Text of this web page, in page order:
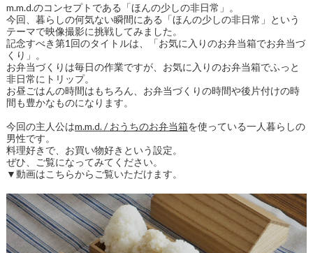
m.m.d.のコンセプトである「ほんの少しの非日常」。
今回、暮らしの何気ない瞬間にある「ほんの少しの非日常」という
テーマで映像撮影に挑戦してみました。
記念すべき第1回のタイトルは、「お気に入りのお弁当箱でお弁当づ
くり」。
お弁当づくりは毎日の作業ですが、お気に入りのお弁当箱でふっと
非日常にトリップ。
お昼ごはんの時間はもちろん、お弁当づくりの時間や後片付けの時
間も豊かなものになります。
今回の主人公はm.m.d. / おうちのお弁当箱を使っている一人暮らしの
男性です。
料理好きで、お買い物好きという設定。
ぜひ、ご覧になってみてください。
▼動画はこちらからご覧いただけます。